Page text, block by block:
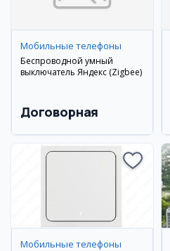
Мобильные телефоны
Беспроводной умный
выключатель Яндекс (Zigbee)
Договорная
Мобильные телефоны